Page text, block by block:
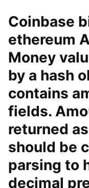
Coinbase
ethereum
Money
by a hash
contains
fields.
returned
should be
parsing to
decimal